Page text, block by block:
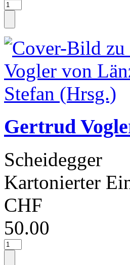
Gertrud
Scheidegger
Kartonierter
CHF
50.00